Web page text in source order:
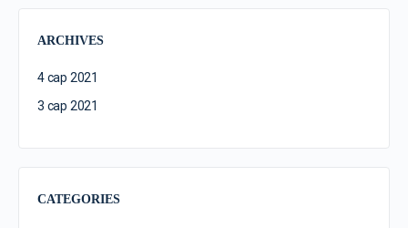
ARCHIVES
4 сар 2021
3 сар 2021
CATEGORIES